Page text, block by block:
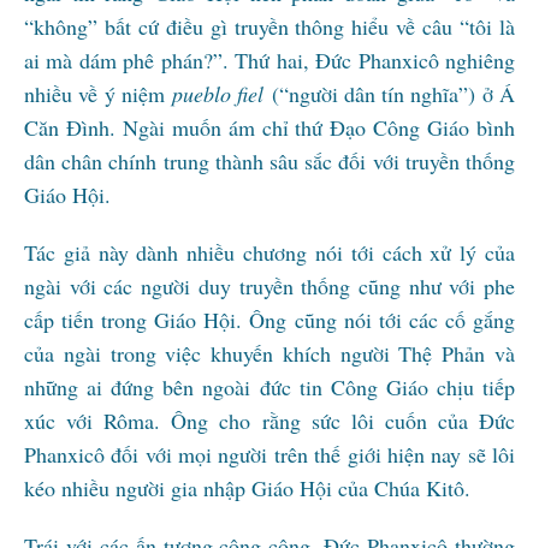
“không” bất cứ điều gì truyền thông hiểu về câu “tôi là
ai mà dám phê phán?”. Thứ hai, Đức Phanxicô nghiêng
nhiều về ý niệmpueblo fiel (“người dân tín nghĩa”) ở Á
Căn Đình. Ngài muốn ám chỉ thứ Đạo Công Giáo bình
dân chân chính trung thành sâu sắc đối với truyền thống
Giáo Hội.
Tác giả này dành nhiều chương nói tới cách xử lý của
ngài với các người duy truyền thống cũng như với phe
cấp tiến trong Giáo Hội. Ông cũng nói tới các cố gắng
của ngài trong việc khuyến khích người Thệ Phản và
những ai đứng bên ngoài đức tin Công Giáo chịu tiếp
xúc với Rôma. Ông cho rằng sức lôi cuốn của Đức
Phanxicô đối với mọi người trên thế giới hiện nay sẽ lôi
kéo nhiều người gia nhập Giáo Hội của Chúa Kitô.